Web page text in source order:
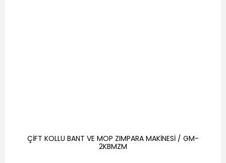
ÇİFT KOLLU BANT VE MOP ZIMPARA MAKİNESİ / GM-
2KBMZM